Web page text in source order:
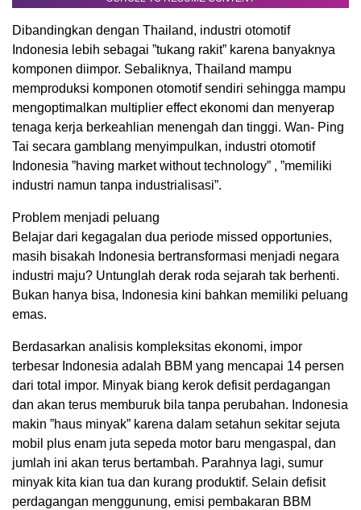
Dibandingkan dengan Thailand, industri otomotif
Indonesia lebih sebagai ”tukang rakit” karena banyaknya
komponen diimpor. Sebaliknya, Thailand mampu
memproduksi komponen otomotif sendiri sehingga mampu
mengoptimalkan multiplier effect ekonomi dan menyerap
tenaga kerja berkeahlian menengah dan tinggi. Wan- Ping
Tai secara gamblang menyimpulkan, industri otomotif
Indonesia ”having market without technology” , ”memiliki
industri namun tanpa industrialisasi”.
Problem menjadi peluang
Belajar dari kegagalan dua periode missed opportunies,
masih bisakah Indonesia bertransformasi menjadi negara
industri maju? Untunglah derak roda sejarah tak berhenti.
Bukan hanya bisa, Indonesia kini bahkan memiliki peluang
emas.
Berdasarkan analisis kompleksitas ekonomi, impor
terbesar Indonesia adalah BBM yang mencapai 14 persen
dari total impor. Minyak biang kerok defisit perdagangan
dan akan terus memburuk bila tanpa perubahan. Indonesia
makin ”haus minyak” karena dalam setahun sekitar sejuta
mobil plus enam juta sepeda motor baru mengaspal, dan
jumlah ini akan terus bertambah. Parahnya lagi, sumur
minyak kita kian tua dan kurang produktif. Selain defisit
perdagangan menggunung, emisi pembakaran BBM